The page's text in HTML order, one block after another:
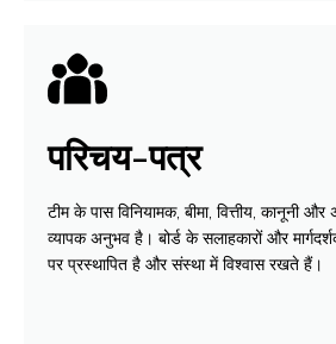
परिचय-पत्र
टीम के पास विनियामक, बीमा, वित्तीय, कानूनी
व्यापक अनुभव है। बोर्ड के सलाहकारों और
पर प्रस्थापित है और संस्था में विश्‍वास रखते हैं।